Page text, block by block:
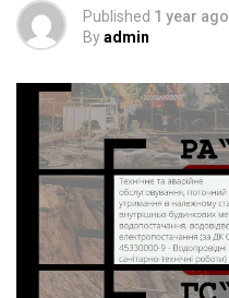
Published 1 year ago
Byadmin